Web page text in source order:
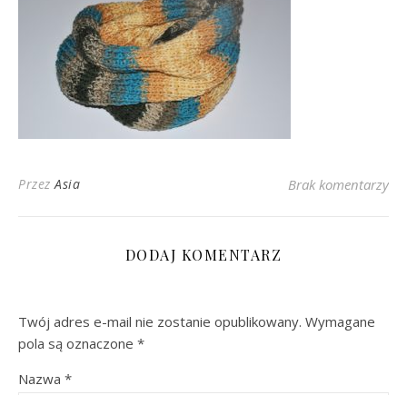
PrzezAsia Brak komentarzy
DODAJ KOMENTARZ
Twój adres e-mail nie zostanie opublikowany. Wymagane
pola są oznaczone *
Nazwa *